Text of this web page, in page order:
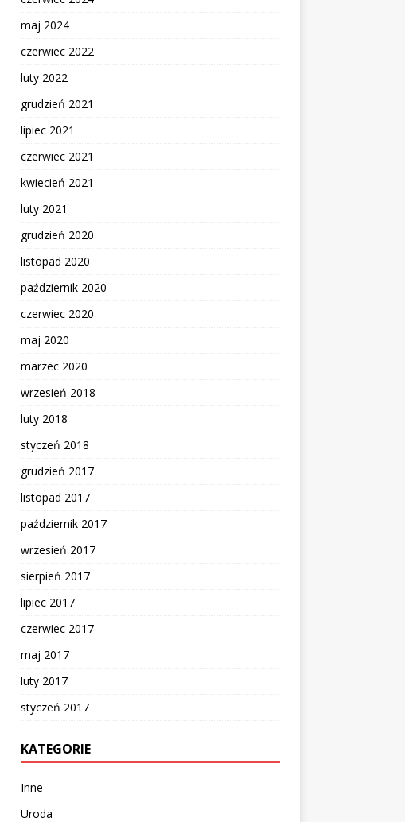
maj 2024
czerwiec 2022
luty 2022
grudzień 2021
lipiec 2021
czerwiec 2021
kwiecień 2021
luty 2021
grudzień 2020
listopad 2020
październik 2020
czerwiec 2020
maj 2020
marzec 2020
wrzesień 2018
luty 2018
styczeń 2018
grudzień 2017
listopad 2017
październik 2017
wrzesień 2017
sierpień 2017
lipiec 2017
czerwiec 2017
maj 2017
luty 2017
styczeń 2017
KATEGORIE
Inne
Uroda